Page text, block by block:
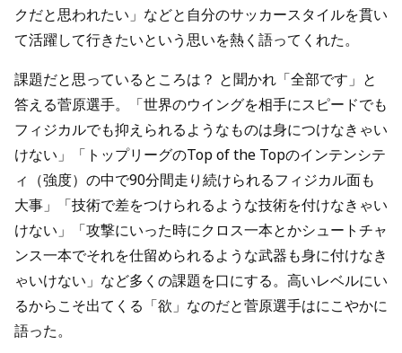
クだと思われたい」などと自分のサッカースタイルを貫い
て活躍して行きたいという思いを熱く語ってくれた。
課題だと思っているところは？ と聞かれ「全部です」と
答える菅原選手。「世界のウイングを相手にスピードでも
フィジカルでも抑えられるようなものは身につけなきゃい
けない」「トップリーグのTop of the Topのインテンシテ
ィ（強度）の中で90分間走り続けられるフィジカル面も
大事」「技術で差をつけられるような技術を付けなきゃい
けない」「攻撃にいった時にクロス一本とかシュートチャ
ンス一本でそれを仕留められるような武器も身に付けなき
ゃいけない」など多くの課題を口にする。高いレベルにい
るからこそ出てくる「欲」なのだと菅原選手はにこやかに
語った。